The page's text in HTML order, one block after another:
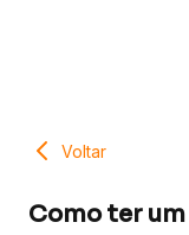
Voltar
Como ter